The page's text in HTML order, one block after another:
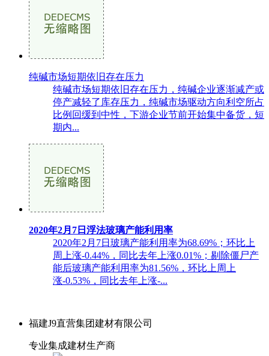
纯碱市场短期依旧存在压力
纯碱市场短期依旧存在压力，纯碱企业逐渐减产或
停产减轻了库存压力，纯碱市场驱动方向利空所占
比例回缓到中性，下游企业节前开始集中备货，短
期内...
2020年2月7日浮法玻璃产能利用率
2020年2月7日玻璃产能利用率为68.69%；环比上
周上涨-0.44%，同比去年上涨0.01%；剔除僵尸产
能后玻璃产能利用率为81.56%，环比上周上
涨-0.53%，同比去年上涨-...
福建J9直营集团建材有限公司
专业集成建材生产商